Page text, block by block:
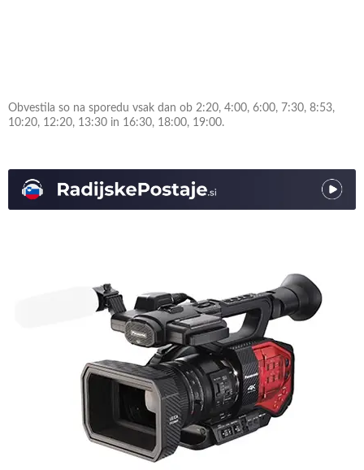
Obvestila so na sporedu vsak dan ob 2:20, 4:00, 6:00, 7:30, 8:53,
10:20, 12:20, 13:30 in 16:30, 18:00, 19:00.